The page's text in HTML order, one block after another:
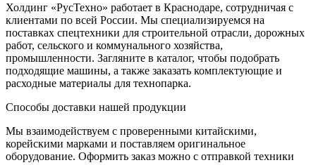
Холдинг «РусТехно» работает в Краснодаре, сотрудничая с
клиентами по всей России. Мы специализируемся на
поставках спецтехники для строительной отрасли, дорожных
работ, сельского и коммунального хозяйства,
промышленности. Загляните в каталог, чтобы подобрать
подходящие машины, а также заказать комплектующие и
расходные материалы для технопарка.
Способы доставки нашей продукции
Мы взаимодействуем с проверенными китайскими,
корейскими марками и поставляем оригинальное
оборудование. Оформить заказ можно с отправкой техники